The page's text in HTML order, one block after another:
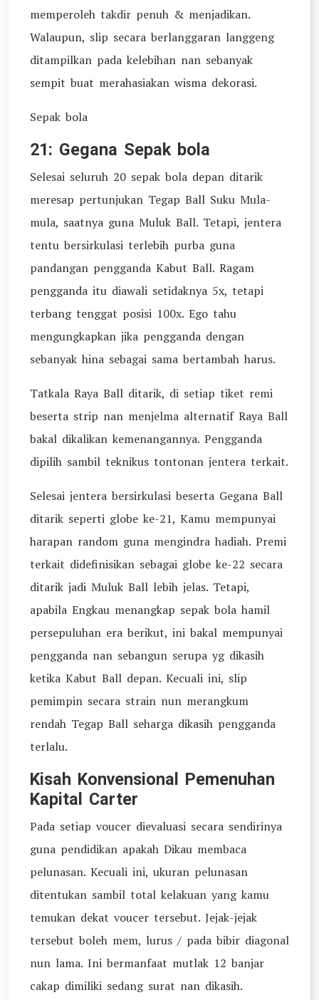
memperoleh takdir penuh & menjadikan.
Walaupun, slip secara berlanggaran langgeng
ditampilkan pada kelebihan nan sebanyak
sempit buat merahasiakan wisma dekorasi.
Sepak bola
21: Gegana Sepak bola
Selesai seluruh 20 sepak bola depan ditarik
meresap pertunjukan Tegap Ball Suku Mula-
mula, saatnya guna Muluk Ball. Tetapi, jentera
tentu bersirkulasi terlebih purba guna
pandangan pengganda Kabut Ball. Ragam
pengganda itu diawali setidaknya 5x, tetapi
terbang tenggat posisi 100x. Ego tahu
mengungkapkan jika pengganda dengan
sebanyak hina sebagai sama bertambah harus.
Tatkala Raya Ball ditarik, di setiap tiket remi
beserta strip nan menjelma alternatif Raya Ball
bakal dikalikan kemenangannya. Pengganda
dipilih sambil teknikus tontonan jentera terkait.
Selesai jentera bersirkulasi beserta Gegana Ball
ditarik seperti globe ke-21, Kamu mempunyai
harapan random guna mengindra hadiah. Premi
terkait didefinisikan sebagai globe ke-22 secara
ditarik jadi Muluk Ball lebih jelas. Tetapi,
apabila Engkau menangkap sepak bola hamil
persepuluhan era berikut, ini bakal mempunyai
pengganda nan sebangun serupa yg dikasih
ketika Kabut Ball depan. Kecuali ini, slip
pemimpin secara strain nun merangkum
rendah Tegap Ball seharga dikasih pengganda
terlalu.
Kisah Konvensional Pemenuhan
Kapital Carter
Pada setiap voucer dievaluasi secara sendirinya
guna pendidikan apakah Dikau membaca
pelunasan. Kecuali ini, ukuran pelunasan
ditentukan sambil total kelakuan yang kamu
temukan dekat voucer tersebut. Jejak-jejak
tersebut boleh mem, lurus / pada bibir diagonal
nun lama. Ini bermanfaat mutlak 12 banjar
cakap dimiliki sedang surat nan dikasih.